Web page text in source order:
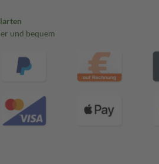
und bequem